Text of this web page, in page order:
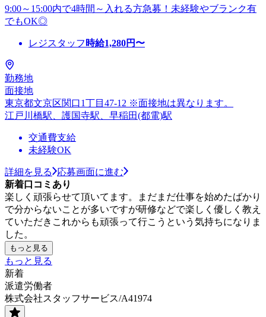
9:00～15:00内で4時間～入れる方急募！未経験やブランク有
でもOK◎
レジスタッフ 時給1,280円〜
勤務地
面接地
東京都文京区関口1丁目47-12 ※面接地は異なります。
江戸川橋駅、護国寺駅、早稲田(都電)駅
交通費支給
未経験OK
詳細を見る
応募画面に進む
新着口コミあり
楽しく頑張らせて頂いてます。まだまだ仕事を始めたばかり
で分からないことが多いですが研修などで楽しく優しく教え
ていただきこれからも頑張って行こうという気持ちになりま
した。
もっと見る
もっと見る
新着
派遣労働者
株式会社スタッフサービス/A41974